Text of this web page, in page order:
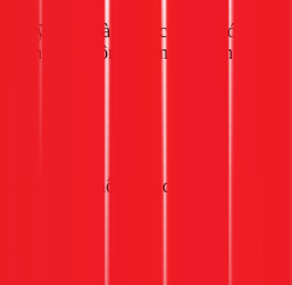
kỹ thuật và dụng cụ, bạn có
hãy luôn đặt an toàn lên
để đo thông mạch